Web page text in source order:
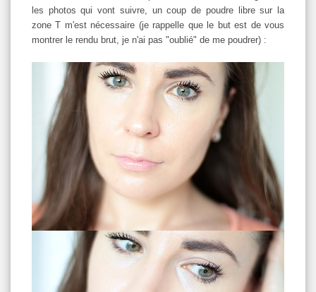
les photos qui vont suivre, un coup de poudre libre sur la
zone T m'est nécessaire (je rappelle que le but est de vous
montrer le rendu brut, je n'ai pas "oublié" de me poudrer) :